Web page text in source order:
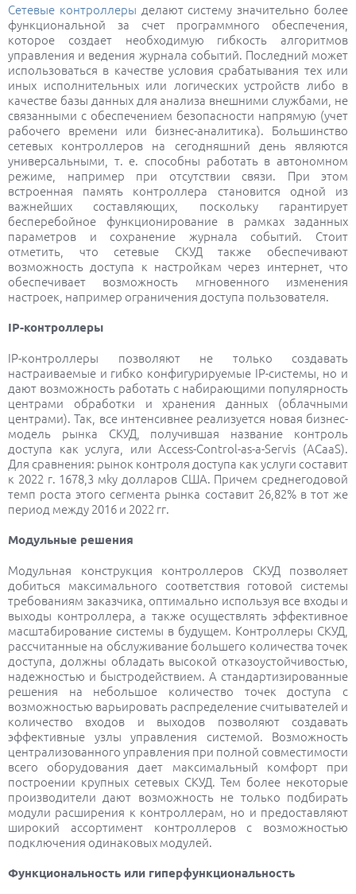
Сетевые контроллеры делают систему значительно более
функциональной за счет программного обеспечения,
которое создает необходимую гибкость алгоритмов
управления и ведения журнала событий. Последний может
использоваться в качестве условия срабатывания тех или
иных исполнительных или логических устройств либо в
качестве базы данных для анализа внешними службами, не
связанными с обеспечением безопасности напрямую (учет
рабочего времени или бизнес-аналитика). Большинство
сетевых контроллеров на сегодняшний день являются
универсальными, т. е. способны работать в автономном
режиме, например при отсутствии связи. При этом
встроенная память контроллера становится одной из
важнейших составляющих, поскольку гарантирует
бесперебойное функционирование в рамках заданных
параметров и сохранение журнала событий. Стоит
отметить, что сетевые СКУД также обеспечивают
возможность доступа к настройкам через интернет, что
обеспечивает возможность мгновенного изменения
настроек, например ограничения доступа пользователя.
IP-контроллеры
IP-контроллеры позволяют не только создавать
настраиваемые и гибко конфигурируемые IP-системы, но и
дают возможность работать с набирающими популярность
центрами обработки и хранения данных (облачными
центрами). Так, все интенсивнее реализуется новая бизнес-
модель рынка СКУД, получившая название контроль
доступа как услуга, или Access-Control-as-a-Servis (ACaaS).
Для сравнения: рынок контроля доступа как услуги составит
к 2022 г. 1678,3 мky долларов США. Причем среднегодовой
темп роста этого сегмента рынка составит 26,82% в тот же
период между 2016 и 2022 гг.
Модульные решения
Модульная конструкция контроллеров СКУД позволяет
добиться максимального соответствия готовой системы
требованиям заказчика, оптимально используя все входы и
выходы контроллера, а также осуществлять эффективное
масштабирование системы в будущем. Контроллеры СКУД,
рассчитанные на обслуживание большего количества точек
доступа, должны обладать высокой отказоустойчивостью,
надежностью и быстродействием. А стандартизированные
решения на небольшое количество точек доступа с
возможностью варьировать распределение считывателей и
количество входов и выходов позволяют создавать
эффективные узлы управления системой. Возможность
централизованного управления при полной совместимости
всего оборудования дает максимальный комфорт при
построении крупных сетевых СКУД. Тем более некоторые
производители дают возможность не только подбирать
модули расширения к контроллерам, но и предоставляют
широкий ассортимент контроллеров с возможностью
подключения одинаковых модулей.
Функциональность или гиперфункциональность